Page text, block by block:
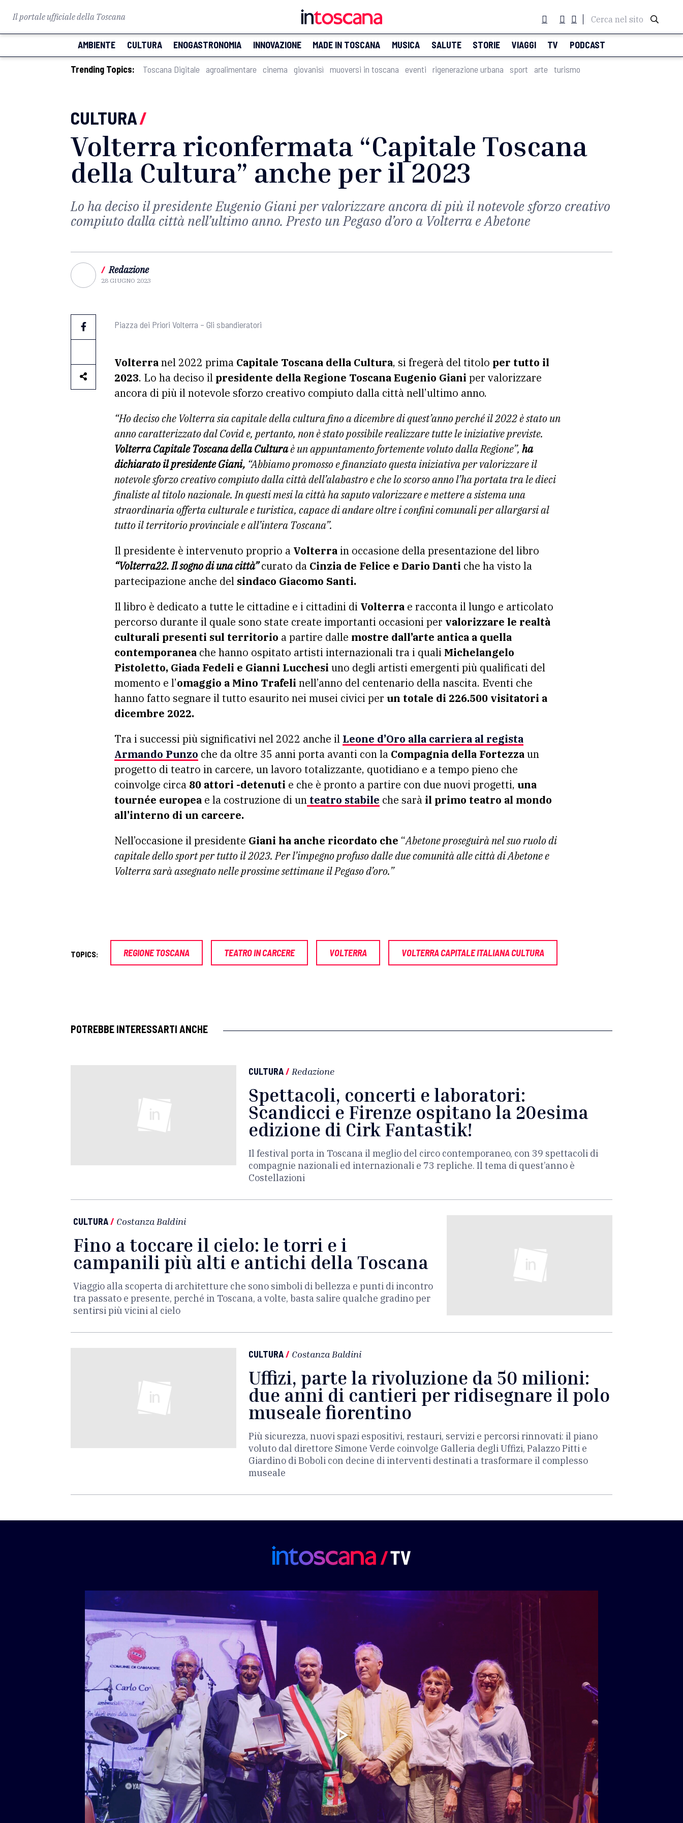
Il portale ufficiale della Toscana Cerca nel sito
AMBIENTE CULTURA ENOGASTRONOMIA INNOVAZIONE MADE IN TOSCANA MUSICA SALUTE STORIE VIAGGI TV PODCAST
Trending Topics: Toscana Digitale agroalimentare cinema giovanisì muoversi in toscana eventi rigenerazione urbana sport arte turismo
CULTURA/
Volterra riconfermata “Capitale Toscana
della Cultura” anche per il 2023
Lo ha deciso il presidente Eugenio Giani per valorizzare ancora di più il notevole sforzo creativo
compiuto dalla città nell’ultimo anno. Presto un Pegaso d’oro a Volterra e Abetone
/ Redazione
28 GIUGNO 2023
Piazza dei Priori Volterra – Gli sbandieratori
Volterranel 2022 prima Capitale Toscana della Cultura, si fregerà del titolo per tutto il
2023. Lo ha deciso il presidente della Regione Toscana Eugenio Giani per valorizzare
ancora di più il notevole sforzo creativo compiuto dalla città nell’ultimo anno.
“Ho deciso che Volterra sia capitale della cultura fino a dicembre di quest’anno perché il 2022 è stato un
anno caratterizzato dal Covid e, pertanto, non è stato possibile realizzare tutte le iniziative previste.
Volterra Capitale Toscana della Culturaè un appuntamento fortemente voluto dalla Regione”, ha
dichiarato il presidente Giani, “Abbiamo promosso e finanziato questa iniziativa per valorizzare il
notevole sforzo creativo compiuto dalla città dell’alabastro e che lo scorso anno l’ha portata tra le dieci
finaliste al titolo nazionale. In questi mesi la città ha saputo valorizzare e mettere a sistema una
straordinaria offerta culturale e turistica, capace di andare oltre i confini comunali per allargarsi al
tutto il territorio provinciale e all’intera Toscana”.
Il presidente è intervenuto proprio a Volterrain occasione della presentazione del libro
“Volterra22. Il sogno di una città”curato da Cinzia de Felice e Dario Danti che ha visto la
partecipazione anche del sindaco Giacomo Santi.
Il libro è dedicato a tutte le cittadine e i cittadini di Volterra e racconta il lungo e articolato
percorso durante il quale sono state create importanti occasioni per valorizzare le realtà
culturali presenti sul territorio a partire dalle mostre dall’arte antica a quella
contemporanea che hanno ospitato artisti internazionali tra i quali Michelangelo
Pistoletto, Giada Fedeli e Gianni Lucchesi uno degli artisti emergenti più qualificati del
momento e l’omaggio a Mino Trafeli nell’anno del centenario della nascita. Eventi che
hanno fatto segnare il tutto esaurito nei musei civici per un totale di 226.500 visitatori a
dicembre 2022.
Tra i successi più significativi nel 2022 anche il Leone d’Oro alla carriera al regista
Armando Punzo che da oltre 35 anni porta avanti con la Compagnia della Fortezzaun
progetto di teatro in carcere, un lavoro totalizzante, quotidiano e a tempo pieno che
coinvolge circa 80 attori -detenuti e che è pronto a partire con due nuovi progetti, una
tournée europea e la costruzione di un teatro stabile che sarà il primo teatro al mondo
all’interno di un carcere.
Nell’occasione il presidente Giani ha anche ricordato che “Abetone proseguirà nel suo ruolo di
capitale dello sport per tutto il 2023. Per l’impegno profuso dalle due comunità alle città di Abetone e
Volterra sarà assegnato nelle prossime settimane il Pegaso d’oro.”
TOPICS: REGIONE TOSCANA TEATRO IN CARCERE VOLTERRA VOLTERRA CAPITALE ITALIANA CULTURA
POTREBBE INTERESSARTI ANCHE
CULTURA/ Redazione
Spettacoli, concerti e laboratori:
Scandicci e Firenze ospitano la 20esima
edizione di Cirk Fantastik!
Il festival porta in Toscana il meglio del circo contemporaneo, con 39 spettacoli di
compagnie nazionali ed internazionali e 73 repliche. Il tema di quest’anno è
Costellazioni
CULTURA/ Costanza Baldini
Fino a toccare il cielo: le torri e i
campanili più alti e antichi della Toscana
Viaggio alla scoperta di architetture che sono simboli di bellezza e punti di incontro
tra passato e presente, perché in Toscana, a volte, basta salire qualche gradino per
sentirsi più vicini al cielo
CULTURA/ Costanza Baldini
Uffizi, parte la rivoluzione da 50 milioni:
due anni di cantieri per ridisegnare il polo
museale fiorentino
Più sicurezza, nuovi spazi espositivi, restauri, servizi e percorsi rinnovati: il piano
voluto dal direttore Simone Verde coinvolge Galleria degli Uffizi, Palazzo Pitti e
Giardino di Boboli con decine di interventi destinati a trasformare il complesso
museale